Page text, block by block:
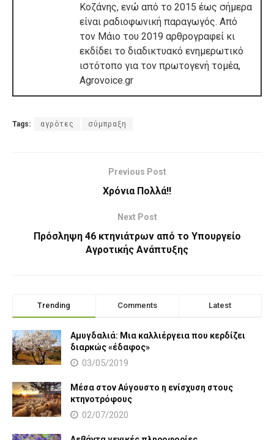
Κοζάνης, ενώ από το 2015 έως σήμερα
είναι ραδιοφωνική παραγωγός. Από
τον Μάιο του 2019 αρθρογραφεί κι
εκδίδει το διαδικτυακό ενημερωτικό
ιστότοπο για τον πρωτογενή τομέα,
Agrovoice.gr
Tags: αγρότες σύμπραξη
Previous Post
Χρόνια Πολλά!!
Next Post
Πρόσληψη 46 κτηνιάτρων από το Υπουργείο
Αγροτικής Ανάπτυξης
Trending Comments Latest
Αμυγδαλιά: Μια καλλιέργεια που κερδίζει
διαρκώς «έδαφος»
03/05/2019
Μέσα στον Αύγουστο η ενίσχυση στους
κτηνοτρόφους
02/07/2020